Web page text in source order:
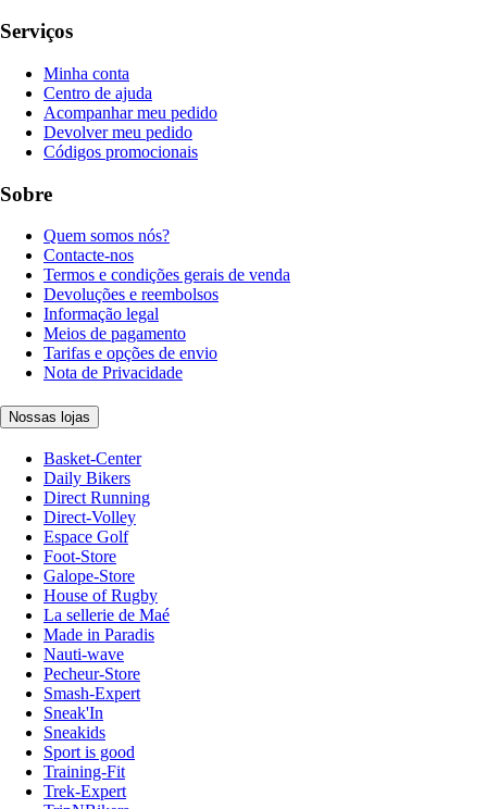
Serviços
Minha conta
Centro de ajuda
Acompanhar meu pedido
Devolver meu pedido
Códigos promocionais
Sobre
Quem somos nós?
Contacte-nos
Termos e condições gerais de venda
Devoluções e reembolsos
Informação legal
Meios de pagamento
Tarifas e opções de envio
Nota de Privacidade
Nossas lojas
Basket-Center
Daily Bikers
Direct Running
Direct-Volley
Espace Golf
Foot-Store
Galope-Store
House of Rugby
La sellerie de Maé
Made in Paradis
Nauti-wave
Pecheur-Store
Smash-Expert
Sneak'In
Sneakids
Sport is good
Training-Fit
Trek-Expert